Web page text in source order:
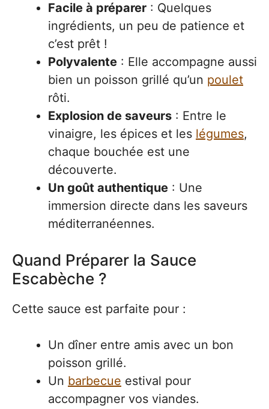
Facile à préparer : Quelques
ingrédients, un peu de patience et
c’est prêt !
Polyvalente : Elle accompagne aussi
bien un poisson grillé qu’un poulet
rôti.
Explosion de saveurs : Entre le
vinaigre, les épices et les légumes,
chaque bouchée est une
découverte.
Un goût authentique : Une
immersion directe dans les saveurs
méditerranéennes.
Quand Préparer la Sauce
Escabèche ?
Cette sauce est parfaite pour :
Un dîner entre amis avec un bon
poisson grillé.
Un barbecue estival pour
accompagner vos viandes.